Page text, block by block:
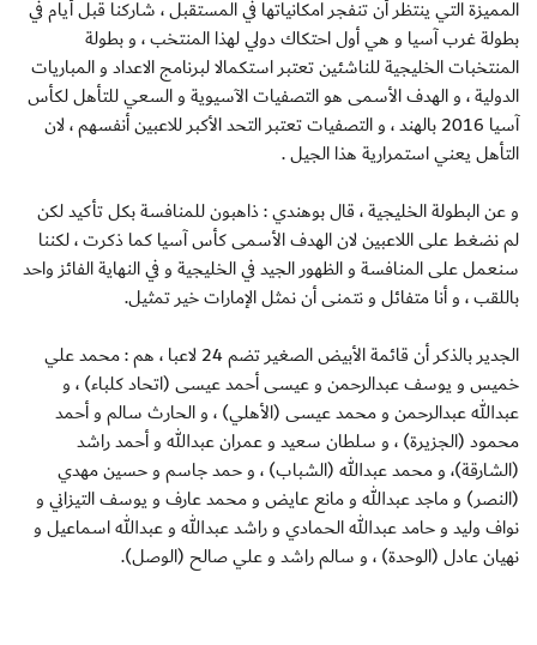
المميزة التي ينتظر أن تنفجر امكانياتها في المستقبل ، شاركنا قبل أيام في
بطولة غرب آسيا و هي أول احتكاك دولي لهذا المنتخب ، و بطولة
المنتخبات الخليجية للناشئين تعتبر استكمالا لبرنامج الاعداد و المباريات
الدولية ، و الهدف الأسمى هو التصفيات الآسيوية و السعي للتأهل لكأس
آسيا 2016 بالهند ، و التصفيات تعتبر التحد الأكبر للاعبين أنفسهم ، لان
التأهل يعني استمرارية هذا الجيل .
و عن البطولة الخليجية ، قال بوهندي : ذاهبون للمنافسة بكل تأكيد لكن
لم نضغط على اللاعبين لان الهدف الأسمى كأس آسيا كما ذكرت ، لكننا
سنعمل على المنافسة و الظهور الجيد في الخليجية و في النهاية الفائز واحد
باللقب ، و أنا متفائل و نتمنى أن نمثل الإمارات خير تمثيل.
الجدير بالذكر أن قائمة الأبيض الصغير تضم 24 لاعبا ، هم : محمد علي
خميس و يوسف عبدالرحمن و عيسى أحمد عيسى (اتحاد كلباء) ، و
عبدالله عبدالرحمن و محمد عيسى (الأهلي) ، و الحارث سالم و أحمد
محمود (الجزيرة) ، و سلطان سعيد و عمران عبدالله و أحمد راشد
(الشارقة)، و محمد عبدالله (الشباب) ، و حمد جاسم و حسين مهدي
(النصر) و ماجد عبدالله و مانع عايض و محمد عارف و يوسف التيزاني و
نواف وليد و حامد عبدالله الحمادي و راشد عبدالله و عبدالله اسماعيل و
نهيان عادل (الوحدة) ، و سالم راشد و علي صالح (الوصل).